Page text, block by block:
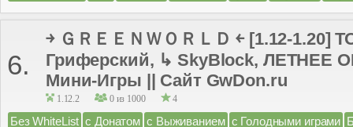
6.
￫ ＧＲＥＥＮＷＯＲＬＤ ￩ [1.12-
Гриферский, ↳ SkyBlock, ЛЕТНЕЕ
Мини-Игры || Сайт GwDon.ru
1.12.2 0 из 1000 4
Без WhiteList с Донатом с Выживанием с Голодными играми